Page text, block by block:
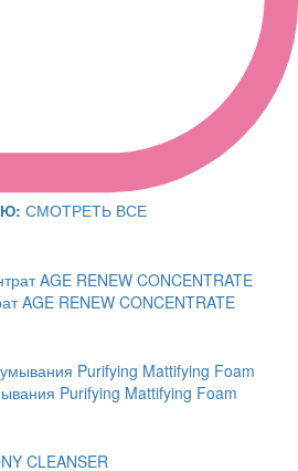
СМОТРЕТЬ ВСЕ
AGE RENEW CONCENTRATE
Purifying Mattifying Foam